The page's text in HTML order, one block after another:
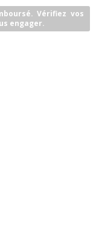
Vérifiez vos
engager.